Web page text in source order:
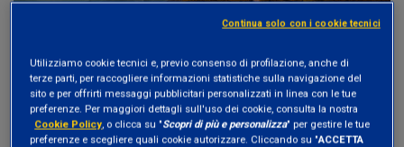
La riduzione delle emissioni
negli ultimi 10 anni
Utilizziamo cookie tecnici e, previo consenso di profilazione, anche di
terze parti, per raccogliere informazioni statistiche sulla navigazione del
sito e per offrirti messaggi pubblicitari personalizzati in linea con le tue
preferenze. Per maggiori dettagli sull'uso dei cookie, consulta la nostra
Cookie Policy, o clicca su "Scopri di più e personalizza" per gestire le tue
preferenze e scegliere quali cookie autorizzare. Cliccando su "ACCETTA
Continua solo con i cookie tecnici